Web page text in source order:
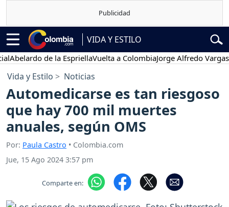
VIDA Y ESTILO
de la EspriellaVuelta a ColombiaJorge Alfredo Vargas
Vida y Estilo Noticias
Automedicarse es tan riesgoso
que hay 700 mil muertes
anuales, según OMS
Por: Paula Castro • Colombia.com
Jue, 15 Ago 2024 3:57 pm
Comparte en: